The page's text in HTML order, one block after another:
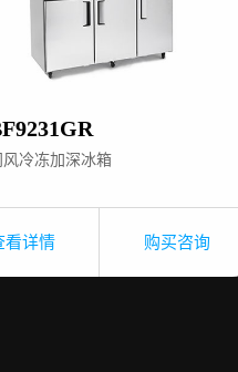
风冷冻加深冰箱
看详情 购买咨询